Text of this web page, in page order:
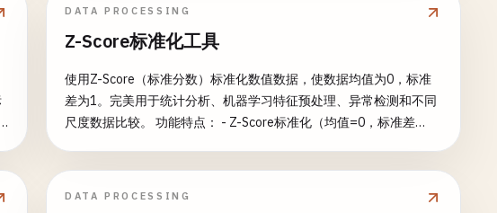
插补
DATA PROCESSING
Z-Score标准化工具
使用Z-Score（标准分数）标准化数值数据，使数据均值为0，标准
差为1。完美用于统计分析、机器学习特征预处理、异常检测和不同
尺度数据比较。 功能特点： - Z-Score标准化（均值=0，标准差
DATA PROCESSING